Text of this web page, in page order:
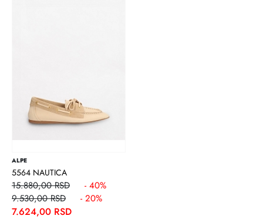
ALPE
5564 NAUTICA
15.880,00 RSD
- 40%
9.530,00 RSD
- 20%
7.624,00 RSD